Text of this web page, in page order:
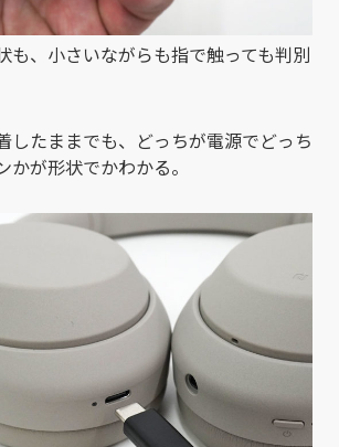
も、小さいながらも指で触っても判別
したままでも、どっちが電源でどっち
が形状でかわかる。